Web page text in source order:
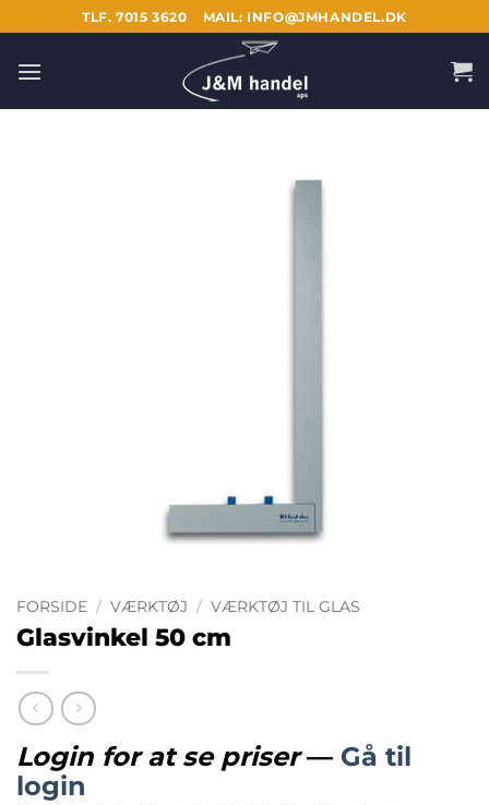
til
indhold
TLF. 7015 3620 MAIL: INFO@JMHANDEL.DK
FORSIDE / VÆRKTØJ / VÆRKTØJ TIL GLAS
Glasvinkel 50 cm
Login for at se priser— Gå til
login